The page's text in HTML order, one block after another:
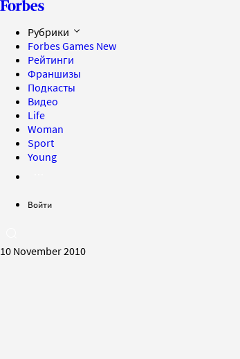
Рубрики
Forbes Games New
Рейтинги
Франшизы
Подкасты
Видео
Life
Woman
Sport
Young
Войти
10 November 2010